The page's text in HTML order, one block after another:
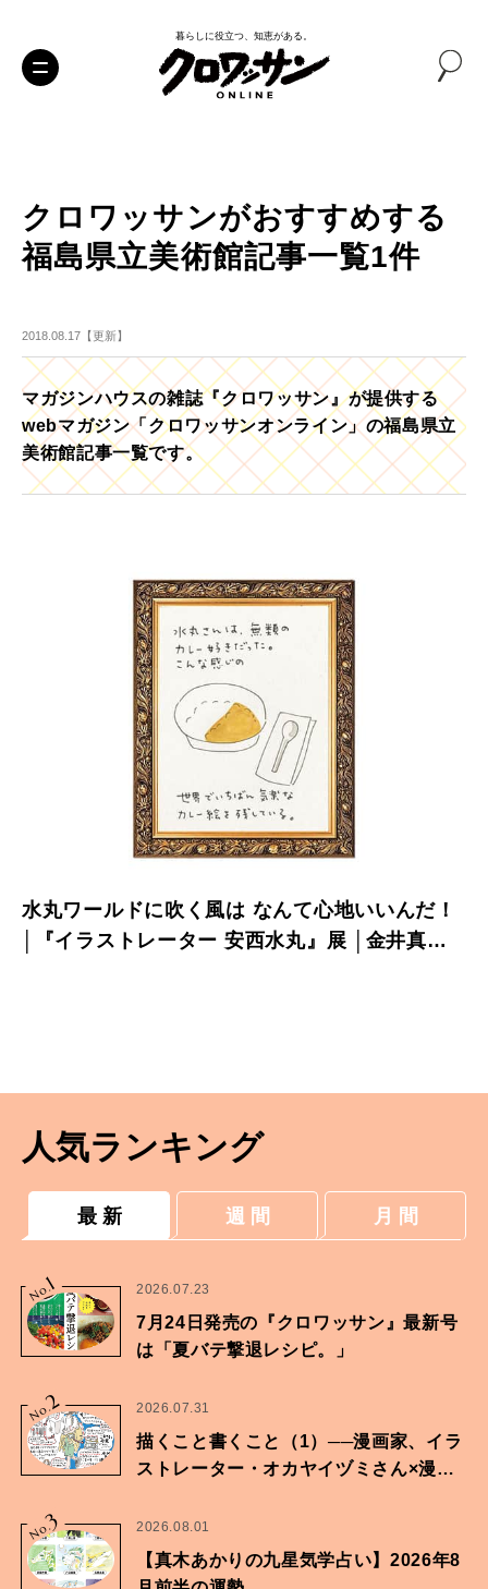
暮らしに役立つ、知恵がある。
クロワッサンがおすすめする
福島県立美術館記事一覧1件
2018.08.17【更新】
マガジンハウスの雑誌『クロワッサン』が提供する
webマガジン「クロワッサンオンライン」の福島県立
美術館記事一覧です。
水丸ワールドに吹く風は なんて心地いいんだ！
│『イラストレーター 安西水丸』展 │金井真紀
人気ランキング
最 新 週 間 月 間
No.
1 2026.07.23
7月24日発売の『クロワッサン』最新号
は「夏バテ撃退レシピ。」
No.2 2026.07.31
描くこと書くこと（1）──漫画家、イラ
ストレーター・オカヤイヅミさん×漫画
No.3 2026.08.01
【真木あかりの九星気学占い】2026年8